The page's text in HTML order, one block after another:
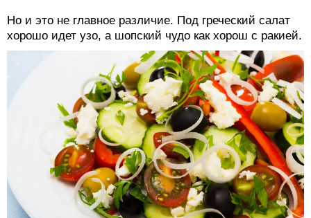
Но и это не главное различие. Под греческий салат
хорошо идет узо, а шопский чудо как хорош с ракией.